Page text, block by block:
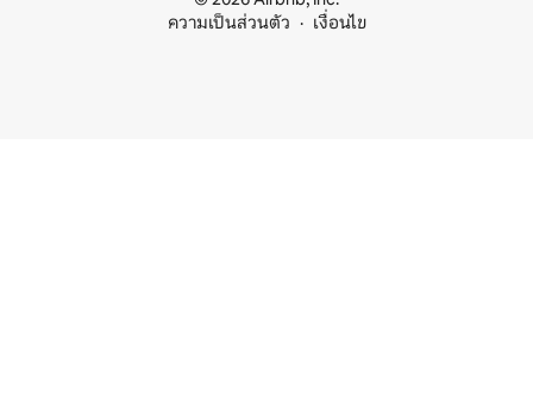
ความเป็นส่วนตัว
เงื่อนไข